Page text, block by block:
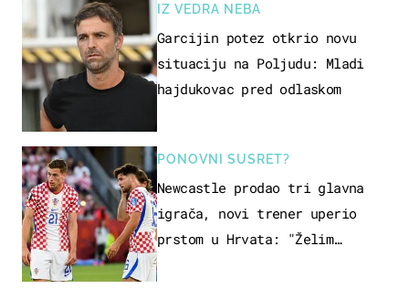
IZ VEDRA NEBA
Garcijin potez otkrio novu
situaciju na Poljudu: Mladi
hajdukovac pred odlaskom
PONOVNI SUSRET?
Newcastle prodao tri glavna
igrača, novi trener uperio
prstom u Hrvata: "Želim